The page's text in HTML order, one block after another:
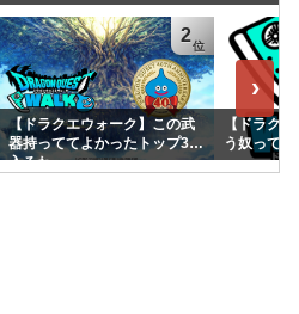
2
【ドラクエウォーク】この武
器持っててよかったトップ3に
入るわ
【ドラク
う奴って
›